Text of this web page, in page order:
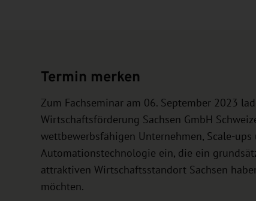
Termin merken
Zum Fachseminar am 06. September 2023
Wirtschaftsförderung Sachsen GmbH
wettbewerbsfähigen Unternehmen, Scale-
Automationstechnologie ein, die ein
attraktiven Wirtschaftsstandort Sachsen
möchten.